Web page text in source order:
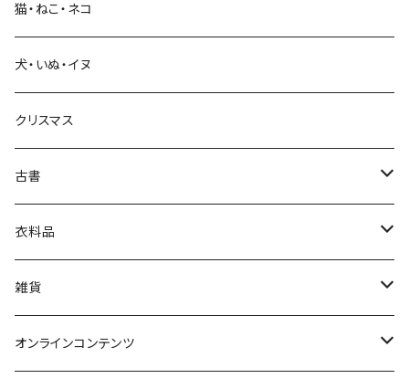
生活・暮らし
芸術・絵画・写真
絵本・児童書
娯楽・エンターテインメント
猫・ねこ・ネコ
犬・いぬ・イヌ
クリスマス
古書
古書セット
美術
衣料品
POLEWARDS
Tシャツ
雑貨
バッグ
オンラインコンテンツ